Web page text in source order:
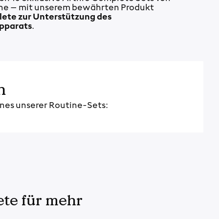
– mit unserem bewährten Produkt
zur Unterstützung des
.
unserer Routine-Sets:
für mehr